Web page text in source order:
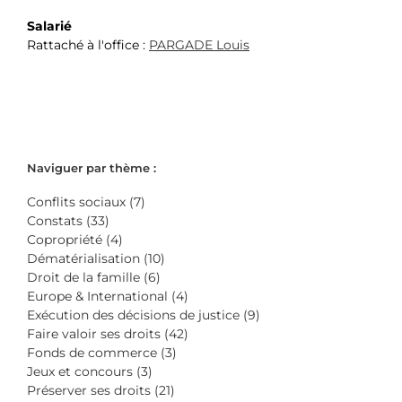
Salarié
Rattaché à l'office : PARGADE Louis
Naviguer par thème :
Conflits sociaux (7)
Constats (33)
Copropriété (4)
Dématérialisation (10)
Droit de la famille (6)
Europe & International (4)
Exécution des décisions de justice (9)
Faire valoir ses droits (42)
Fonds de commerce (3)
Jeux et concours (3)
Préserver ses droits (21)